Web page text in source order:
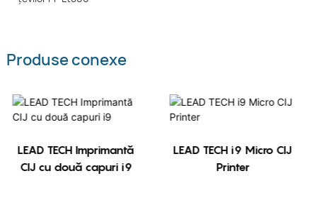
Produse conexe
LEAD TECH Imprimantă
CIJ cu două capuri i9
LEAD TECH i9 Micro CIJ
Printer